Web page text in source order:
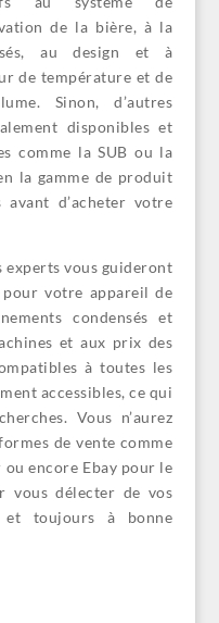
de la bière, à la
au design et à
de température et de
Sinon, d’autres
disponibles et
comme la SUB ou la
la gamme de produit
d’acheter votre
experts vous guideront
votre appareil de
condensés et
et aux prix des
à toutes les
accessibles, ce qui
Vous n’aurez
de vente comme
encore Ebay pour le
vous délecter de vos
et toujours à bonne